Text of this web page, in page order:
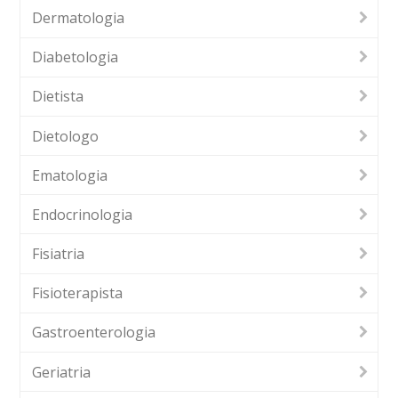
Dermatologia
Diabetologia
Dietista
Dietologo
Ematologia
Endocrinologia
Fisiatria
Fisioterapista
Gastroenterologia
Geriatria